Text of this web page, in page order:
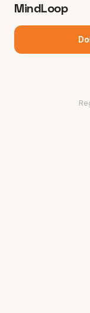
MindLoop